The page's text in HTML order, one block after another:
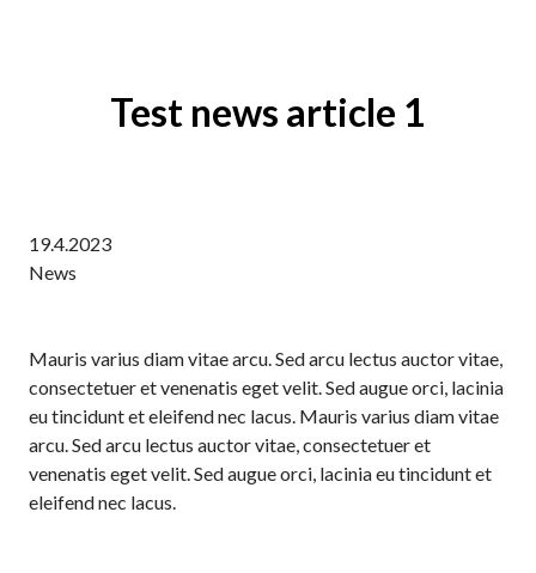
Test news article 1
19.4.2023
News
Mauris varius diam vitae arcu. Sed arcu lectus auctor vitae,
consectetuer et venenatis eget velit. Sed augue orci, lacinia
eu tincidunt et eleifend nec lacus. Mauris varius diam vitae
arcu. Sed arcu lectus auctor vitae, consectetuer et
venenatis eget velit. Sed augue orci, lacinia eu tincidunt et
eleifend nec lacus.